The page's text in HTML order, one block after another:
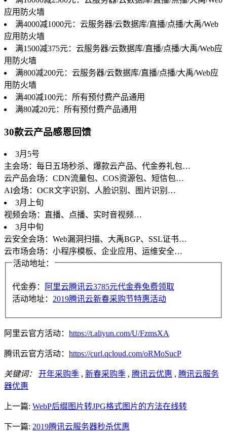
应用防火墙
满4000减1000元：云服务器/云数据库/直播/点播/大禹/Web
应用防火墙
满1500减375元：云服务器/云数据库/直播/点播/大禹/Web应
用防火墙
满800减200元：云服务器/云数据库/直播/点播/大禹/Web应
用防火墙
满400减100元：所有预付费产品通用
满80减20元：所有预付费产品通用
30款云产品感恩回馈
3月5号
主会场：每日五场秒杀、爆款云产品、代金券礼包…
云产品会场：CDN流量包、COS资源包、短信包…
AI会场：OCR文字识别、人脸识别、图片识别…
3月上旬
视频会场：直播、点播、实时音视频…
3月中旬
云安全会场：Web漏洞扫描、大禹BGP、SSL证书…
云市场会场：小程序模板、企业应用、运维安全…
活动地址：
代金券：
阿里云腾讯云3785元代金券免费领取
活动地址： 2019腾讯云新春采购节特惠活动
阿里云官方活动： https://t.aliyun.com/U/FzmsXA
腾讯云官方活动： https://curl.qcloud.com/oRMoSucP
关键词： 开年采购季 , 新春采购季 , 腾讯云优惠 , 腾讯云服务
器优惠
上一篇: WebP后缀图片转JPG格式图片的方法在线转
下一篇: 2019腾讯云服务器秒杀优惠